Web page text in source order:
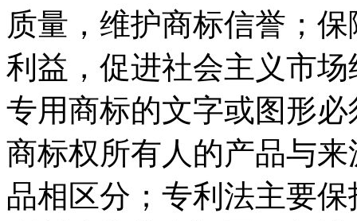
质量，维护商标信誉；
利益，促进社会主义市
专用商标的文字或图形
商标权所有人的产品与
品相区分；专利法主要